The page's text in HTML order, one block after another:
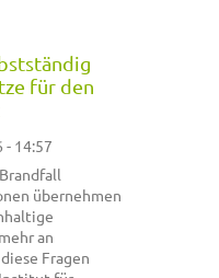
für den
- 14:57
übernehmen
an
Fragen